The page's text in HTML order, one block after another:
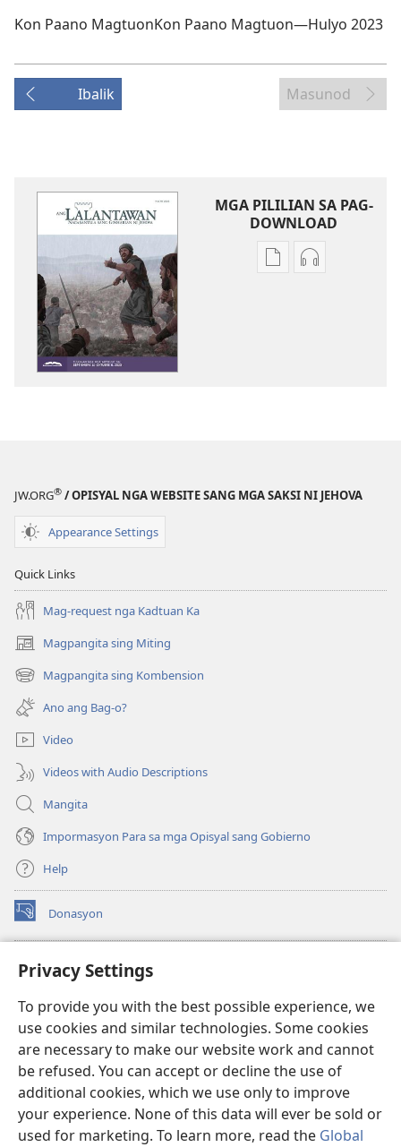
Privacy Settings
To provide you with the best possible experience, we
use cookies and similar technologies. Some cookies
are necessary to make our website work and cannot
be refused. You can accept or decline the use of
additional cookies, which we use only to improve
your experience. None of this data will ever be sold or
used for marketing. To learn more, read the Global
Kon Paano MagtuonKon Paano Magtuon—Hulyo 2023
Ibalik Masunod
MGA PILILIAN SA PAG-
DOWNLOAD
Mga
TULUN-
Hulyo 2023
Mga
AN
JW.ORG® / OPISYAL NGA WEBSITE SANG MGA SAKSI NI JEHOVA
Appearance Settings
Quick Links
Mag-request nga Kadtuan Ka
Magpangita sing Miting
(opens
new
window)
Magpangita sing Kombension
(opens
new
window)
Ano ang Bag-o?
Video
Videos with Audio Descriptions
Mangita
Impormasyon Para sa mga Opisyal sang Gobierno
Help
Donasyon
(opens
new
Watchtower ONLINE LIBRARY™
(opens
window)JW Hub
(opens
new
window)JW Library
Watchtower Library